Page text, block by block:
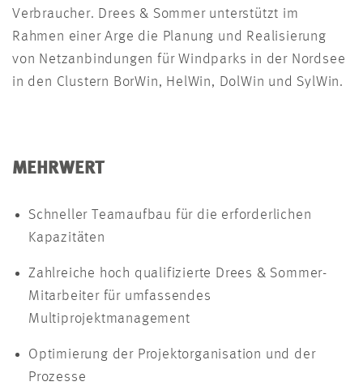
Verbraucher. Drees & Sommer unterstützt im
Rahmen einer Arge die Planung und Realisierung
von Netzanbindungen für Windparks in der Nordsee
in den Clustern BorWin, HelWin, DolWin und SylWin.
MEHRWERT
Schneller Teamaufbau für die erforderlichen
Kapazitäten
Zahlreiche hoch qualifizierte Drees & Sommer-
Mitarbeiter für umfassendes
Multiprojektmanagement
Optimierung der Projektorganisation und der
Prozesse